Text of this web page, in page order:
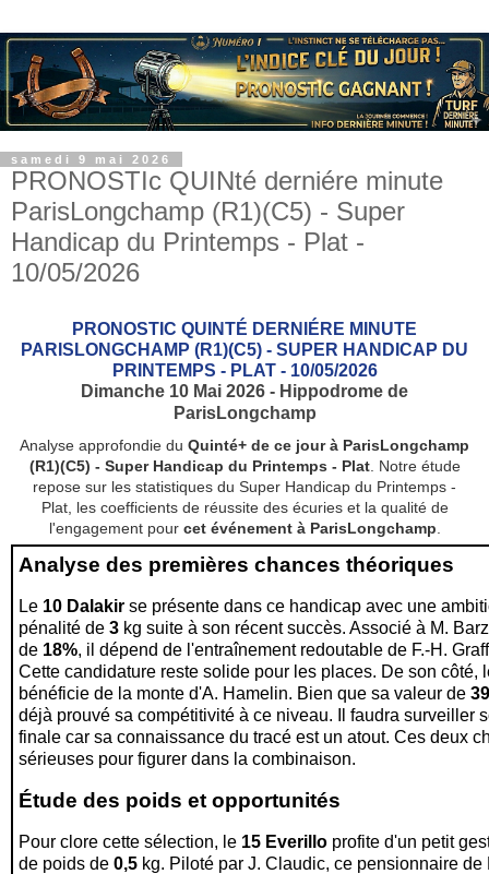
samedi 9 mai 2026
PRONOSTIc QUINté derniére minute
ParisLongchamp (R1)(C5) - Super
Handicap du Printemps - Plat -
10/05/2026
PRONOSTIC QUINTÉ DERNIÉRE MINUTE
PARISLONGCHAMP (R1)(C5) - SUPER HANDICAP DU
PRINTEMPS - PLAT - 10/05/2026
Dimanche 10 Mai 2026 - Hippodrome de
ParisLongchamp
Analyse approfondie du Quinté+ de ce jour à ParisLongchamp
(R1)(C5) - Super Handicap du Printemps - Plat. Notre étude
repose sur les statistiques du Super Handicap du Printemps -
Plat, les coefficients de réussite des écuries et la qualité de
l'engagement pour cet événement à ParisLongchamp.
Analyse des premières chances théoriques
Le 10 Dalakir se présente dans ce handicap avec une
pénalité de 3 kg suite à son récent succès. Associé à M.
de 18%, il dépend de l'entraînement redoutable de F.-H.
Cette candidature reste solide pour les places. De son côté,
bénéficie de la monte d'A. Hamelin. Bien que sa valeur de 39
déjà prouvé sa compétitivité à ce niveau. Il faudra surveiller
finale car sa connaissance du tracé est un atout. Ces deux
sérieuses pour figurer dans la combinaison.
Étude des poids et opportunités
Pour clore cette sélection, le 15 Everillo profite d'un petit
de poids de 0,5 kg. Piloté par J. Claudic, ce pensionnaire